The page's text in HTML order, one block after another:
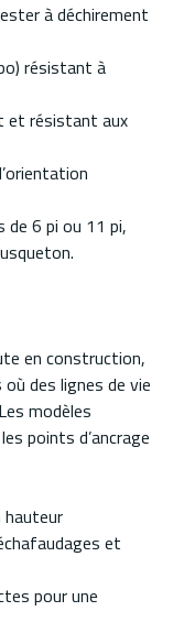
à déchirement
résistant à
et résistant aux
de 6 pi ou 11 pi,
en construction,
des lignes de vie
modèles
points d’ancrage
et
pour une